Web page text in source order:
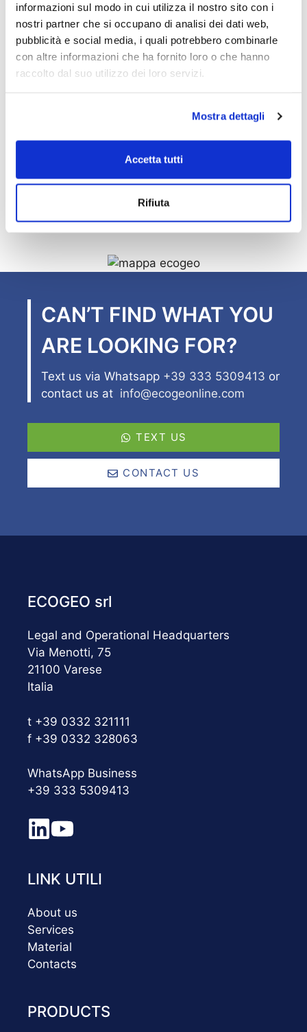
informazioni sul modo in cui utilizza il nostro sito con i
nostri partner che si occupano di analisi dei dati web,
pubblicità e social media, i quali potrebbero combinarle
con altre informazioni che ha fornito loro o che hanno
raccolto dal suo utilizzo dei loro servizi.
Mostra dettagli
Accetta tutti
Rifiuta
t +39 0332 321111
f +39 0332 328063
WhatsApp business +39 333 5309413
(Only for sending photos and messages)
CAN’T FIND WHAT YOU
ARE LOOKING FOR?
Text us via Whatsapp +39 333 5309413 or
contact us at info@ecogeonline.com
TEXT US
CONTACT US
ECOGEO srl
Legal and Operational Headquarters
Via Menotti, 75
21100 Varese
Italia
t +39 0332 321111
f +39 0332 328063
WhatsApp Business
+39 333 5309413
LINK UTILI
About us
Services
Material
Contacts
PRODUCTS